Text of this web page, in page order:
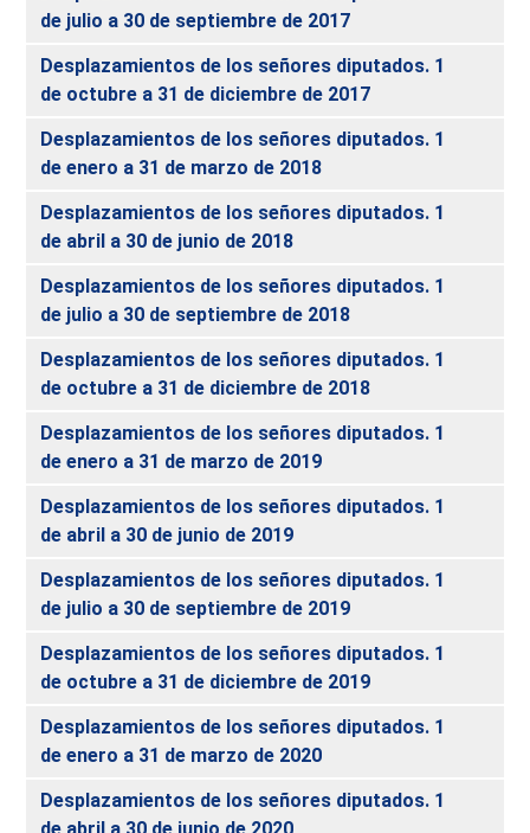
de julio a 30 de septiembre de 2017
Desplazamientos de los señores diputados. 1
de octubre a 31 de diciembre de 2017
Desplazamientos de los señores diputados. 1
de enero a 31 de marzo de 2018
Desplazamientos de los señores diputados. 1
de abril a 30 de junio de 2018
Desplazamientos de los señores diputados. 1
de julio a 30 de septiembre de 2018
Desplazamientos de los señores diputados. 1
de octubre a 31 de diciembre de 2018
Desplazamientos de los señores diputados. 1
de enero a 31 de marzo de 2019
Desplazamientos de los señores diputados. 1
de abril a 30 de junio de 2019
Desplazamientos de los señores diputados. 1
de julio a 30 de septiembre de 2019
Desplazamientos de los señores diputados. 1
de octubre a 31 de diciembre de 2019
Desplazamientos de los señores diputados. 1
de enero a 31 de marzo de 2020
Desplazamientos de los señores diputados. 1
de abril a 30 de junio de 2020